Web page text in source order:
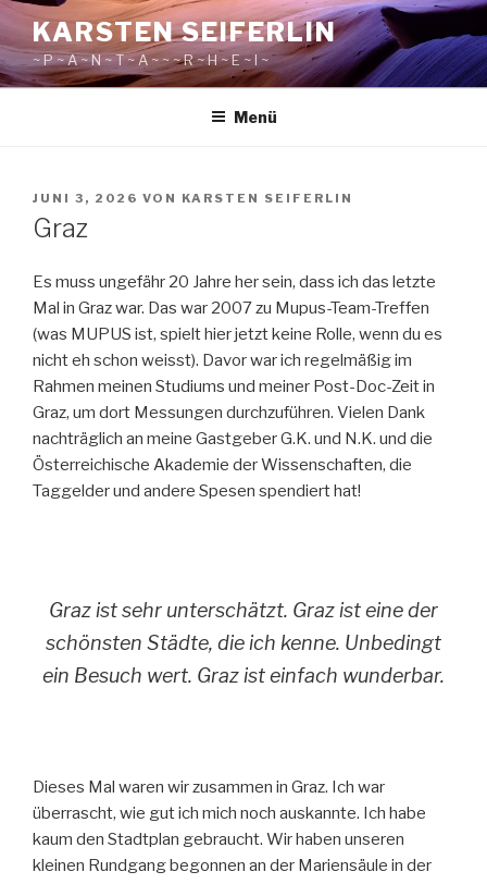
Zum
Inhalt
springen
KARSTEN SEIFERLIN
~ P ~ A ~ N ~ T ~ A ~ ~ ~ R ~ H ~ E ~ I ~
Menü
VERÖFFENTLICHT
AM
JUNI 3, 2026 VON KARSTEN SEIFERLIN
Graz
Es muss ungefähr 20 Jahre her sein, dass ich das letzte
Mal in Graz war. Das war 2007 zu Mupus-Team-Treffen
(was MUPUS ist, spielt hier jetzt keine Rolle, wenn du es
nicht eh schon weisst). Davor war ich regelmäßig im
Rahmen meinen Studiums und meiner Post-Doc-Zeit in
Graz, um dort Messungen durchzuführen. Vielen Dank
nachträglich an meine Gastgeber G.K. und N.K. und die
Österreichische Akademie der Wissenschaften, die
Taggelder und andere Spesen spendiert hat!
Graz ist sehr unterschätzt. Graz ist eine der
schönsten Städte, die ich kenne. Unbedingt
ein Besuch wert. Graz ist einfach wunderbar.
Dieses Mal waren wir zusammen in Graz. Ich war
überrascht, wie gut ich mich noch auskannte. Ich habe
kaum den Stadtplan gebraucht. Wir haben unseren
kleinen Rundgang begonnen an der Mariensäule in der